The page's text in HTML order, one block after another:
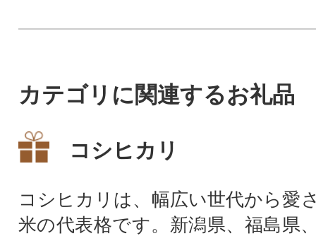
カテゴリに関連するお礼品
コシヒカリ
コシヒカリは、幅広い世代から愛
米の代表格です。新潟県、福島県